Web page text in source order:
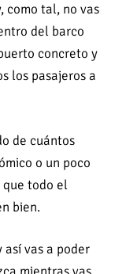
como tal, no vas
del barco
concreto y
los pasajeros a
de cuántos
o un poco
que todo el
bien.
así vas a poder